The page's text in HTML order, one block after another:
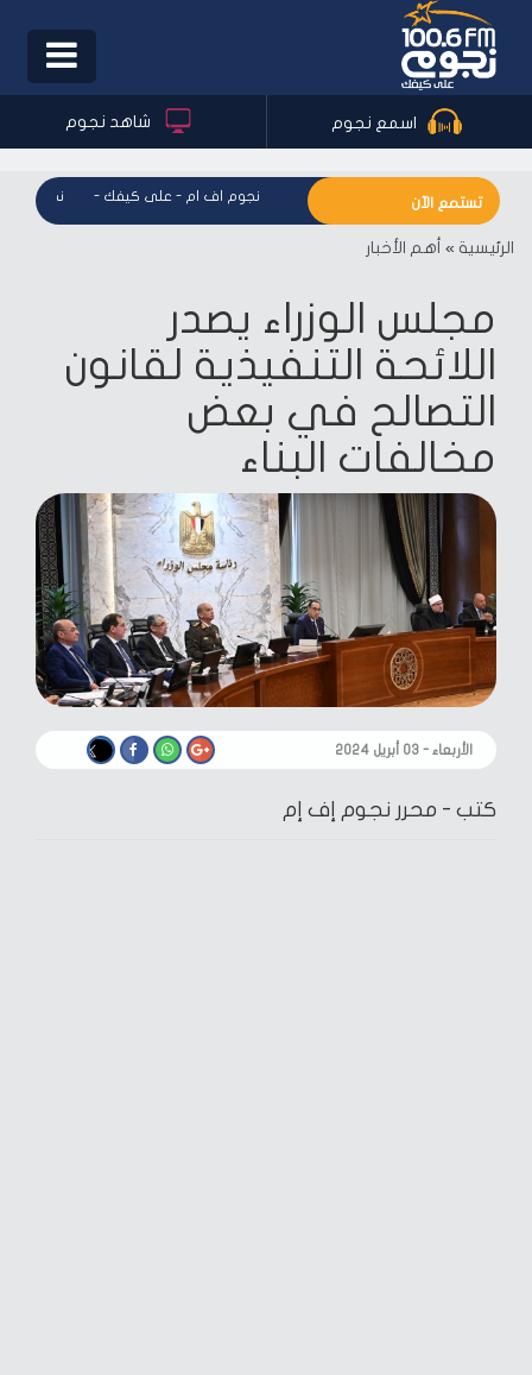
Toggle
اسمع نجوم شاهد نجوم
تستمع الآن - نجوم اف ام - على كيفك -نجوم اف ام - على كيفك نجوم اف
الرئيسية » أهم الأخبار
مجلس الوزراء يصدر
اللائحة التنفيذية لقانون
التصالح في بعض
مخالفات البناء
الأربعاء - ٠٣ أبريل ٢٠٢٤
كتب - محرر نجوم إف إم